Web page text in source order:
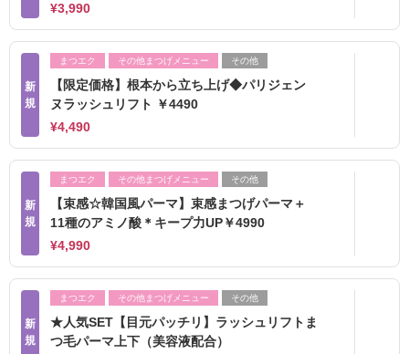
¥3,990
新
規
まつエク その他まつげメニュー その他
【限定価格】根本から立ち上げ◆パリジェン
ヌラッシュリフト ￥4490
¥4,490
新
規
まつエク その他まつげメニュー その他
【束感☆韓国風パーマ】束感まつげパーマ＋
11種のアミノ酸＊キープ力UP￥4990
¥4,990
新
規
まつエク その他まつげメニュー その他
★人気SET【目元パッチリ】ラッシュリフトま
つ毛パーマ上下（美容液配合）